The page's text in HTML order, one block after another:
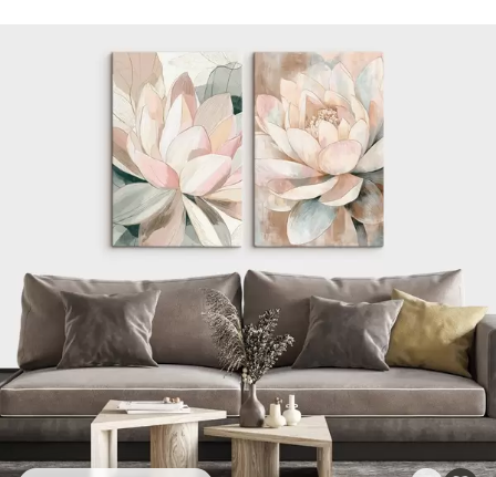
Яскраві, насичені кольори
Стійкість до вицвітання
Безпечне чорнило без запаху
Поверхня з текстурою полотна
Екологічний матеріал
Преміум
✓Яскраві, насичені кольори
Стійкість до вицвітання
✓Безпечне чорнило без запаху
✓Поверхня з текстурою полотна
✗ Екологічний матеріал
Еко-Преміум